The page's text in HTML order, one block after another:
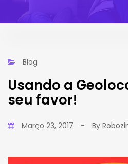
Blog
Usando a
seu favor!
Março 23, 2017 - By